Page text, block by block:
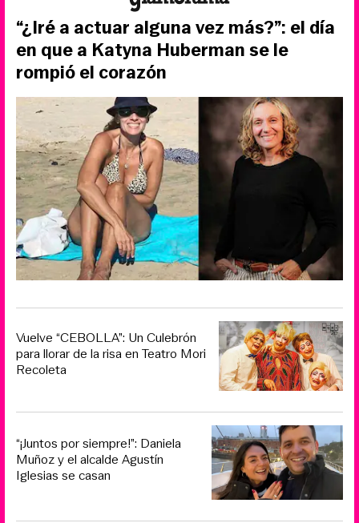
“¿Iré a actuar alguna vez más?”: el día
en que a Katyna Huberman se le
rompió el corazón
Vuelve “CEBOLLA”: Un Culebrón
para llorar de la risa en Teatro Mori
Recoleta
“¡Juntos por siempre!”: Daniela
Muñoz y el alcalde Agustín
Iglesias se casan